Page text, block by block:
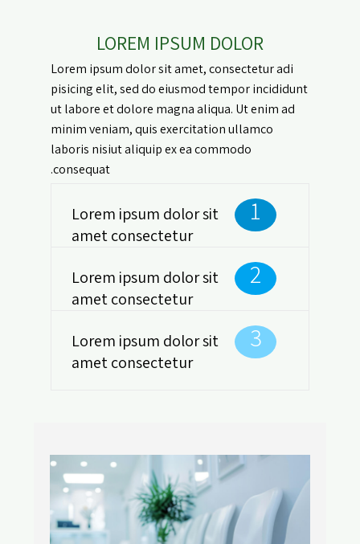
LOREM IPSUM DOLOR
Lorem ipsum dolor sit amet, consectetur adi
pisicing elit, sed do eiusmod tempor incididunt
ut labore et dolore magna aliqua. Ut enim ad
minim veniam, quis exercitation ullamco
laboris nisiut aliquip ex ea commodo
consequat.
1
Lorem ipsum dolor sit
amet consectetur
2
Lorem ipsum dolor sit
amet consectetur
3
Lorem ipsum dolor sit
amet consectetur